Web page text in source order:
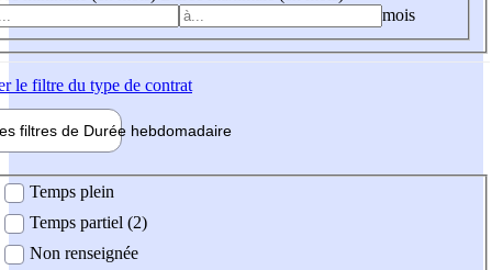
mois
le filtre du type de contrat
filtres de Durée hebdomadaire
Temps plein
Temps partiel (2)
Non renseignée